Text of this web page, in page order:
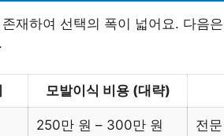
재하여 선택의 폭이 넓어요. 다음
모발이식 비용 (대략)
250만 원 – 300만 원 전